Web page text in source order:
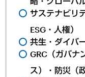
サステナビリ
ESG・人権）
共生・ダイバ
GRC（ガバナ
ス）・防災（